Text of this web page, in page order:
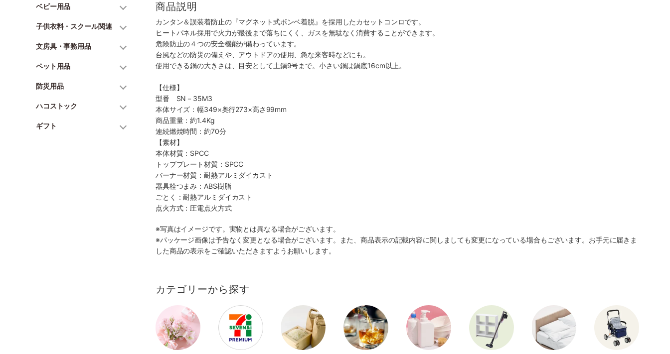
ベビー用品
子供衣料・スクール関連
文房具・事務用品
ペット用品
防災用品
ハコストック
ギフト
商品説明
カンタン＆誤装着防止の『マグネット式ボンベ着脱』を採用したカセットコンロです。
ヒートパネル採用で火力が最後まで落ちにくく、ガスを無駄なく消費することができます。
危険防止の４つの安全機能が備わっています。
台風などの防災の備えや、アウトドアの使用、急な来客時などにも。
使用できる鍋の大きさは、目安として土鍋9号まで。小さい鍋は鍋底16cm以上。
【仕様】
型番 SN－35M3
本体サイズ：幅349×奥行273×高さ99mm
商品重量：約1.4Kg
連続燃焼時間：約70分
【素材】
本体材質：SPCC
トッププレート材質：SPCC
バーナー材質：耐熱アルミダイカスト
器具栓つまみ：ABS樹脂
ごとく：耐熱アルミダイカスト
点火方式：圧電点火方式
※写真はイメージです。実物とは異なる場合がございます。
※パッケージ画像は予告なく変更となる場合がございます。また、商品表示の記載内容に関しましても変更になっている場合もございます。お手元に届きま
した商品の表示をご確認いただきますようお願いします。
カテゴリーから探す